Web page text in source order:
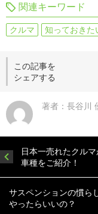
関連キーワード
クルマ 知っておきた
この記事を
シェアする
著者：長谷川
日本一売れたクル
車種をご紹介！
サスペンションの慣ら
やったらいいの？